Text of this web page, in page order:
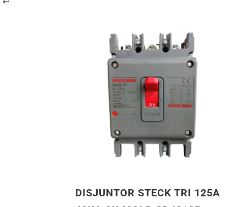
DISJUNTOR STECK TRI 125A